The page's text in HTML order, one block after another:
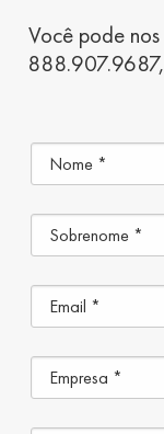
Você pode